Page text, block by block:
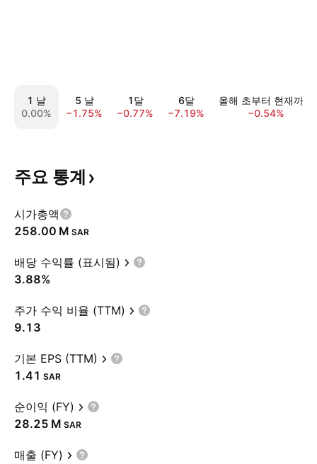
1 날
0.00%
5 날
−1.75%
1달
−0.77%
6달
−7.19%
올해 초부터 현재까지
−0.54%
주요 통계
시가총액
‪258.00 M‬ SAR
배당 수익률 (표시됨)
3.88%
주가 수익 비율 (TTM)
9.13
기본 EPS (TTM)
1.41 SAR
순이익 (FY)
‪28.25 M‬ SAR
매출 (FY)